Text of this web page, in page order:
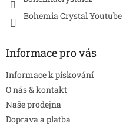
Bohemia Crystal Youtube
Informace pro vás
Informace k pískování
O nás & kontakt
Naše prodejna
Doprava a platba